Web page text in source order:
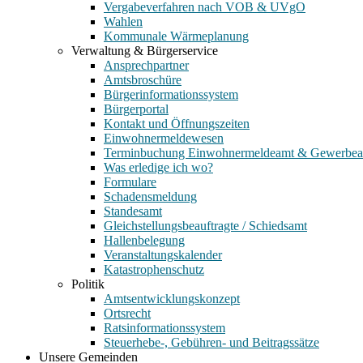
Vergabeverfahren nach VOB & UVgO
Wahlen
Kommunale Wärmeplanung
Verwaltung & Bürgerservice
Ansprechpartner
Amtsbroschüre
Bürgerinformationssystem
Bürgerportal
Kontakt und Öffnungszeiten
Einwohnermeldewesen
Terminbuchung Einwohnermeldeamt &
Was erledige ich wo?
Formulare
Schadensmeldung
Standesamt
Gleichstellungsbeauftragte / Schiedsamt
Hallenbelegung
Veranstaltungskalender
Katastrophenschutz
Politik
Amtsentwicklungskonzept
Ortsrecht
Ratsinformationssystem
Steuerhebe-, Gebühren- und Beitragssätze
Unsere Gemeinden